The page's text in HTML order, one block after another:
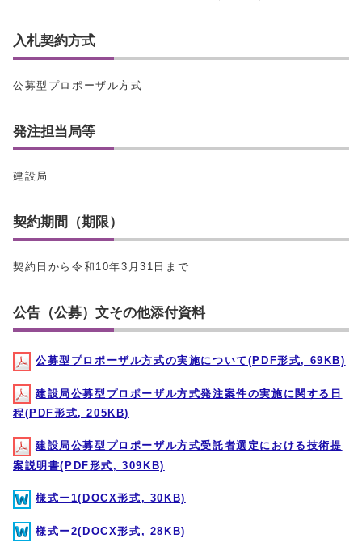
入札契約方式
公募型プロポーザル方式
発注担当局等
建設局
契約期間（期限）
契約日から令和10年3月31日まで
公告（公募）文その他添付資料
公募型プロポーザル方式の実施について(PDF形式, 69KB)
建設局公募型プロポーザル方式発注案件の実施に関する日
程(PDF形式, 205KB)
建設局公募型プロポーザル方式受託者選定における技術提
案説明書(PDF形式, 309KB)
様式ー1(DOCX形式, 30KB)
様式ー2(DOCX形式, 28KB)